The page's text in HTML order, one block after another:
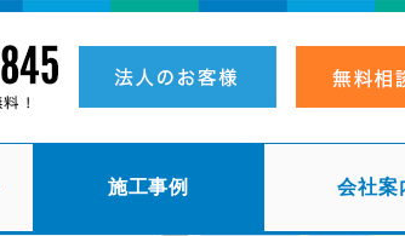
施工事例 会社案